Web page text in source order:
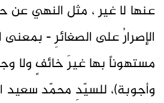
عنها لا غير ، مثل النهي عن
الإصرارُ على الصغائرِ - بمعنى
مستهوناً بها غيرَ خائفٍ ولا